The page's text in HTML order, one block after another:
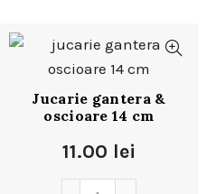
Jucarie gantera &
oscioare 14 cm
11.00 lei